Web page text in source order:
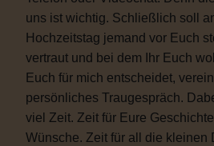
uns ist wichtig. Schließlich soll
Hochzeitstag jemand vor Euch
vertraut und bei dem Ihr Euch
Euch für mich entscheidet,
persönliches Traugespräch.
viel Zeit. Zeit für Eure
Wünsche. Zeit für all die kleinen